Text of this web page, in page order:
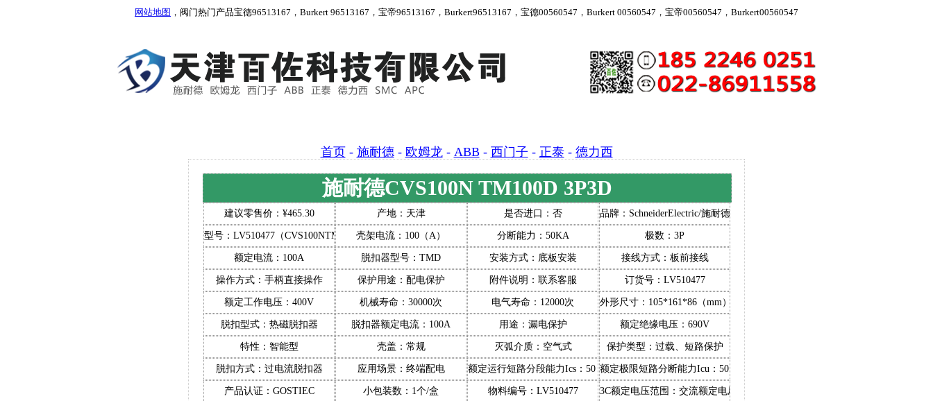
网站地图 ，阀门热门产品宝德96513167，Burkert 96513167，宝帝96513167，Burkert96513167，宝德00560547，Burkert 00560547，宝帝00560547，Burkert00560547
首页- 施耐德- 欧姆龙- ABB- 西门子 - 正泰- 德力西
施耐德CVS100N TM100D 3P3D
建议零售价：¥465.30 产地：天津 是否进口：否 品牌：SchneiderElectric/施耐德
型号：LV510477（CVS100NTM100D3P3D100D）
壳架电流：100（A） 分断能力：50KA 极数：3P
额定电流：100A 脱扣器型号：TMD 安装方式：底板安装 接线方式：板前接线
操作方式：手柄直接操作 保护用途：配电保护 附件说明：联系客服 订货号：LV510477
额定工作电压：400V 机械寿命：30000次 电气寿命：12000次 外形尺寸：105*161*86（mm）
脱扣型式：热磁脱扣器 脱扣器额定电流：100A 用途：漏电保护 额定绝缘电压：690V
特性：智能型 壳盖：常规 灭弧介质：空气式 保护类型：过载、短路保护
脱扣方式：过电流脱扣器 应用场景：终端配电 额定运行短路分段能力Ics：50（KA）额定极限短路分断能力Icu：50（KA）
产品认证：GOSTIEC 小包装数：1个/盒 物料编号：LV510477 3C额定电压范围：交流额定电压1500V及以下